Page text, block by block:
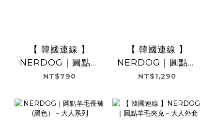
【 韓國連線 】
NERDOG｜圓點羊
毛上衣-黑色
NT$790
【 韓國連線 】
NERDOG｜圓點羊
毛長褲(白色）－大
NT$1,290